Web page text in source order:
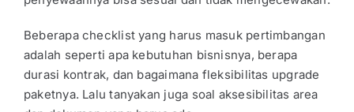
Beberapa checklist yang harus masuk pertimbangan
adalah seperti apa kebutuhan bisnisnya, berapa
durasi kontrak, dan bagaimana fleksibilitas upgrade
paketnya. Lalu tanyakan juga soal aksesibilitas area